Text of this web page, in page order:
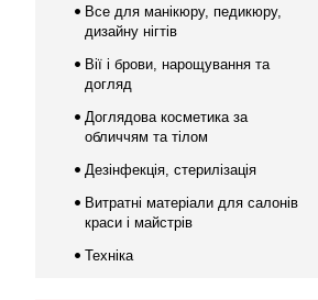
Все для манікюру, педикюру,
дизайну нігтів
Вії і брови, нарощування та
догляд
Доглядова косметика за
обличчям та тілом
Дезінфекція, стерилізація
Витратні матеріали для салонів
краси і майстрів
Техніка